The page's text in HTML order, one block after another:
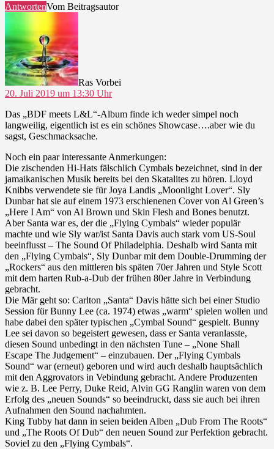
AntwortenVom Beitragsautor
Ras Vorbei
20. Juli 2019 um 13:30 Uhr
Das „BDF meets L&L“-Album finde ich weder simpel noch
langweilig, eigentlich ist es ein schönes Showcase….aber wie du
sagst, Geschmacksache.
Noch ein paar interessante Anmerkungen:
Die zischenden Hi-Hats fälschlich Cymbals bezeichnet, sind in der
jamaikanischen Musik bereits bei den Skatalites zu hören. Lloyd
Knibbs verwendete sie für Joya Landis „Moonlight Lover“. Sly
Dunbar hat sie auf einem 1973 erschienenen Cover von Al Green’s
„Here I Am“ von Al Brown und Skin Flesh and Bones benutzt.
Aber Santa war es, der die „Flying Cymbals“ wieder populär
machte und wie Sly war/ist Santa Davis auch stark vom US-Soul
beeinflusst – The Sound Of Philadelphia. Deshalb wird Santa mit
den „Flying Cymbals“, Sly Dunbar mit dem Double-Drumming der
„Rockers“ aus den mittleren bis späten 70er Jahren und Style Scott
mit dem harten Rub-a-Dub der frühen 80er Jahre in Verbindung
gebracht.
Die Mär geht so: Carlton „Santa“ Davis hätte sich bei einer Studio
Session für Bunny Lee (ca. 1974) etwas „warm“ spielen wollen und
habe dabei den später typischen „Cymbal Sound“ gespielt. Bunny
Lee sei davon so begeistert gewesen, dass er Santa veranlasste,
diesen Sound unbedingt in den nächsten Tune – „None Shall
Escape The Judgement“ – einzubauen. Der „Flying Cymbals
Sound“ war (erneut) geboren und wird auch deshalb hauptsächlich
mit den Aggrovators in Vebindung gebracht. Andere Produzenten
wie z. B. Lee Perry, Duke Reid, Alvin GG Ranglin waren von dem
Erfolg des „neuen Sounds“ so beeindruckt, dass sie auch bei ihren
Aufnahmen den Sound nachahmten.
King Tubby hat dann in seien beiden Alben „Dub From The Roots“
und „The Roots Of Dub“ den neuen Sound zur Perfektion gebracht.
Soviel zu den „Flying Cymbals“.